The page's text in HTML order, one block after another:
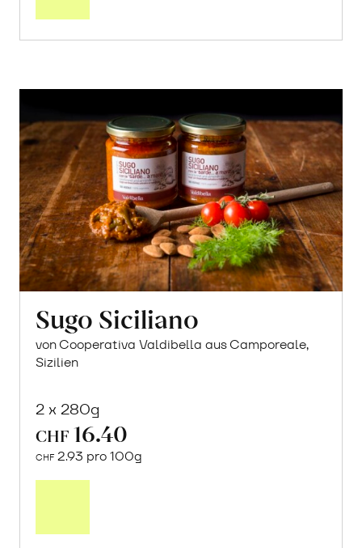
Sugo Siciliano
von Cooperativa Valdibella aus Camporeale,
Sizilien
2 x 280g
CHF 16.40
CHF 2.93 pro 100g